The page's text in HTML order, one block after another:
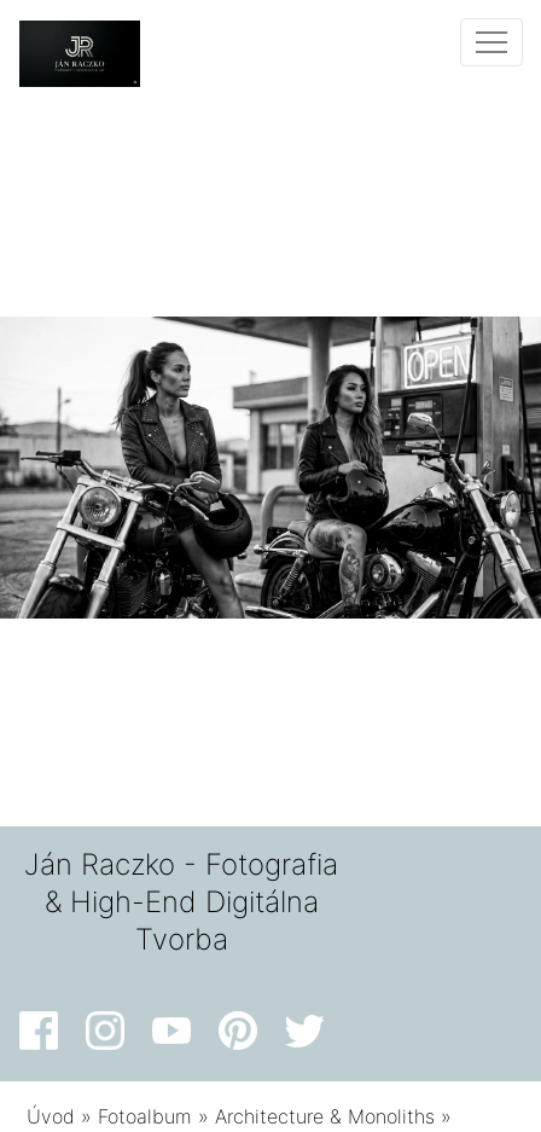
Ján Raczko - Fotografia
& High-End Digitálna
Tvorba
Úvod » Fotoalbum »Architecture & Monoliths »